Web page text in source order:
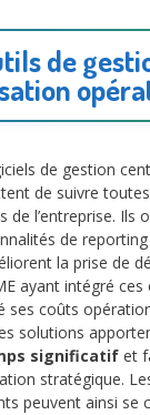
de
de gestion
de suivre
de l’entreprise. Ils
de reporting
la prise de
ayant intégré ces
ses coûts
solutions
significatif et
stratégique.
peuvent ainsi se